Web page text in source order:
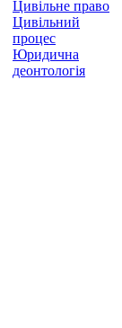
Цивільне право
Цивільний
процес
Юридична
деонтологія